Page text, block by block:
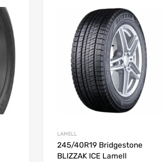
LAMELL
245/40R19 Bridgestone
BLIZZAK ICE Lamell